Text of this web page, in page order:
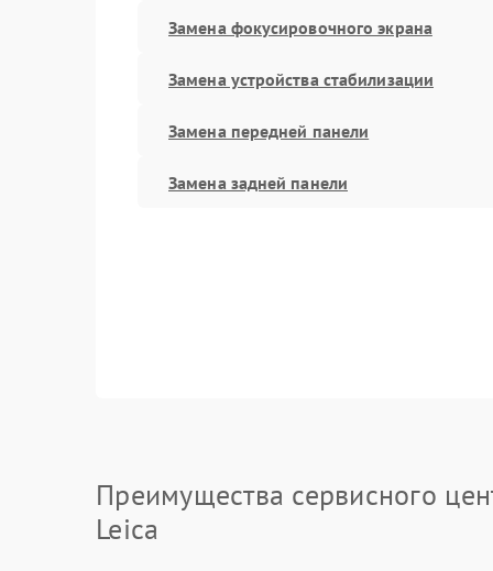
Замена фокусировочного экрана
Замена устройства стабилизации
Замена передней панели
Замена задней панели
Преимущества сервисного
Leica